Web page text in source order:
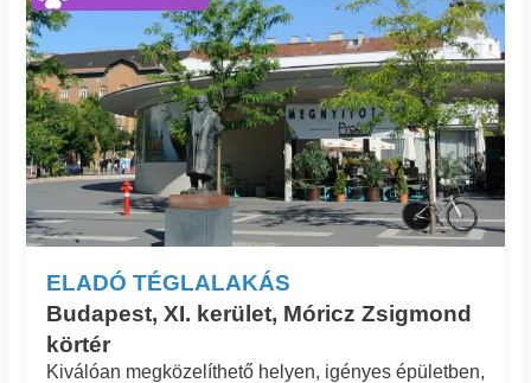
ELADÓ TÉGLALAKÁS
Budapest, XI. kerület, Móricz Zsigmond
körtér
Kiválóan megközelíthető helyen, igényes épületben,